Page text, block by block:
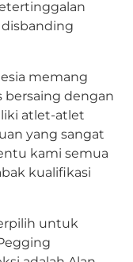
memang
bersaing dengan
atlet-atlet
yang sangat
kami semua
kualifikasi
untuk